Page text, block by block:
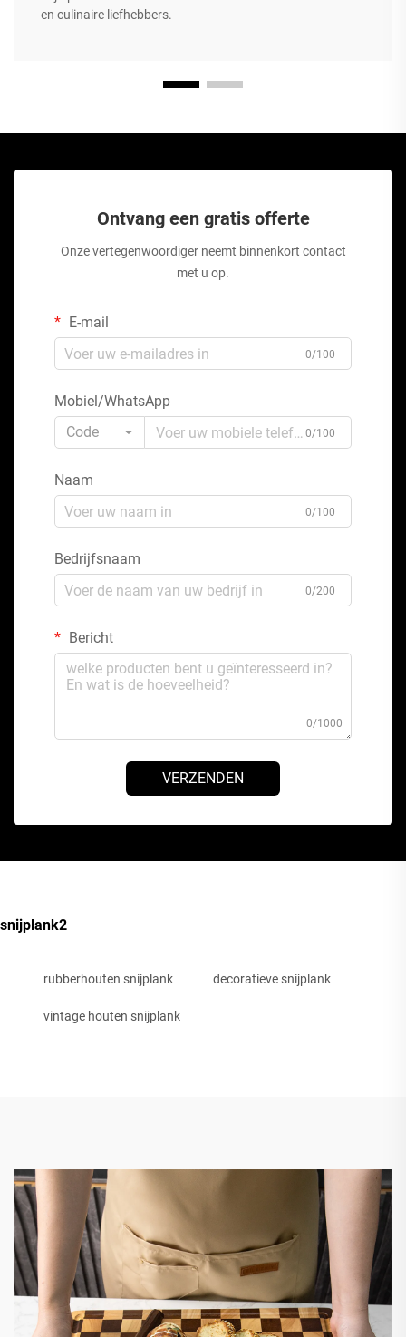
en culinaire liefhebbers.
Ontvang een gratis offerte
Onze vertegenwoordiger neemt binnenkort contact
met u op.
E-mail
0/100
Mobiel/WhatsApp
Code
0/100
Naam
0/100
Bedrijfsnaam
0/200
Bericht
0/1000
VERZENDEN
snijplank2
rubberhouten snijplank decoratieve snijplank
vintage houten snijplank